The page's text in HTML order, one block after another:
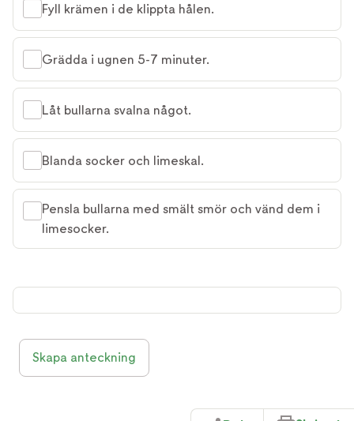
Fyll krämen i de klippta hålen.
Grädda i ugnen 5-7 minuter.
Låt bullarna svalna något.
Blanda socker och limeskal.
Pensla bullarna med smält smör och vänd dem i
limesocker.
Skapa anteckning